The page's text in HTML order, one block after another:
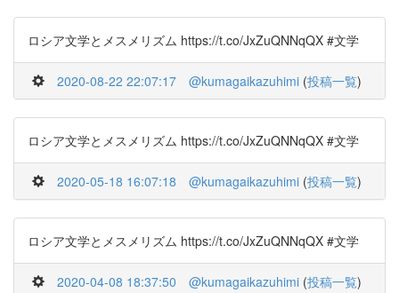
ロシア文学とメスメリズム https://t.co/JxZuQNNqQX #文学
2020-08-22 22:07:17 @kumagaikazuhimi (投稿一覧)
ロシア文学とメスメリズム https://t.co/JxZuQNNqQX #文学
2020-05-18 16:07:18 @kumagaikazuhimi (投稿一覧)
ロシア文学とメスメリズム https://t.co/JxZuQNNqQX #文学
2020-04-08 18:37:50 @kumagaikazuhimi (投稿一覧)